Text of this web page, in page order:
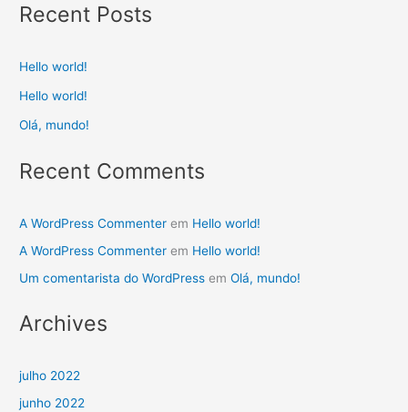
Recent Posts
Hello world!
Hello world!
Olá, mundo!
Recent Comments
A WordPress Commenter em Hello world!
A WordPress Commenter em Hello world!
Um comentarista do WordPress emOlá, mundo!
Archives
julho 2022
junho 2022